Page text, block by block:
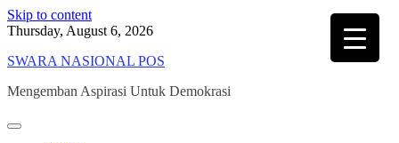
Skip to content
Thursday, August 6, 2026
SWARA NASIONAL POS
Mengemban Aspirasi Untuk Demokrasi